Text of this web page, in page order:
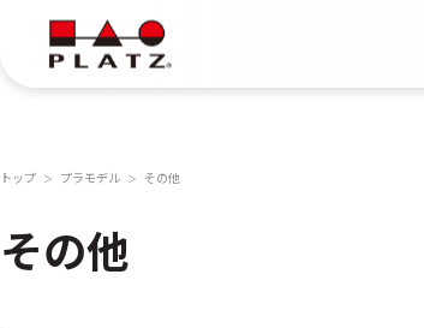
トップ ＞ プラモデル ＞ その他
その他